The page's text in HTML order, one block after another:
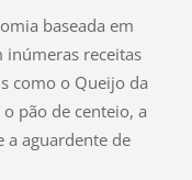
baseada em
inúmeras receitas
como o Queijo da
pão de centeio, a
aguardente de